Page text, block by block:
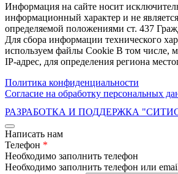
Информация на сайте носит
информационный характер и не
определяемой положениями ст. 437
Для сбора информации технического
используем файлы Cookie В том числе,
IP-адрес, для определения региона
Политика конфиденциальности
Согласие на обработку персональных
РАЗРАБОТКА И ПОДДЕРЖКА
Написать нам
Телефон *
Необходимо заполнить телефон
Необходимо заполнить телефон или